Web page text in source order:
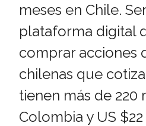
meses en Chile.
plataforma digital
comprar acciones
chilenas que
tienen más de 220
Colombia y US